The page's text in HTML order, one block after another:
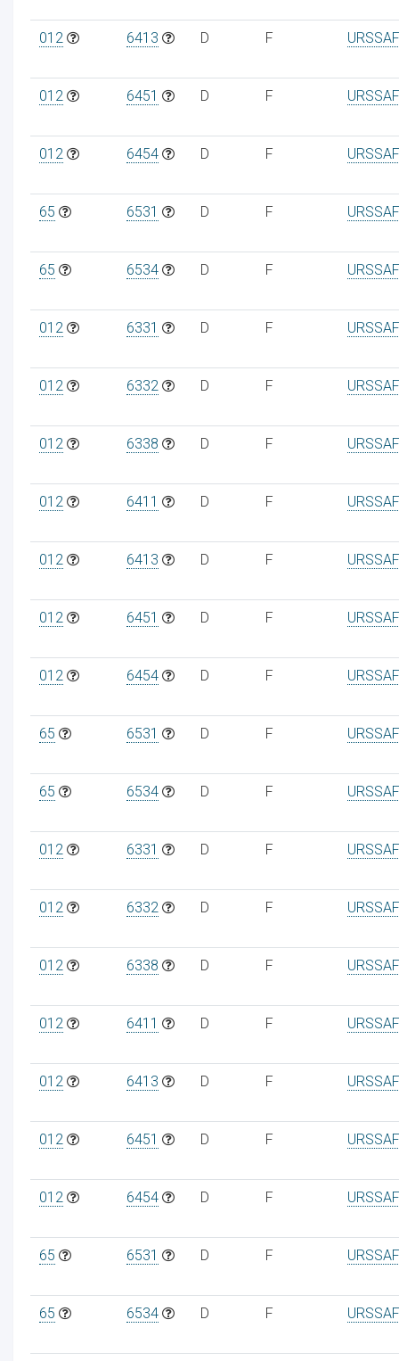
012 6413 D F
012 6451 D F
012 6454 D F
65 6531 D F
65 6534 D F
012 6331 D F
012 6332 D F
012 6338 D F
012 6411 D F
012 6413 D F
012 6451 D F
012 6454 D F
65 6531 D F
65 6534 D F
012 6331 D F
012 6332 D F
012 6338 D F
012 6411 D F
012 6413 D F
012 6451 D F
012 6454 D F
65 6531 D F
65 6534 D F